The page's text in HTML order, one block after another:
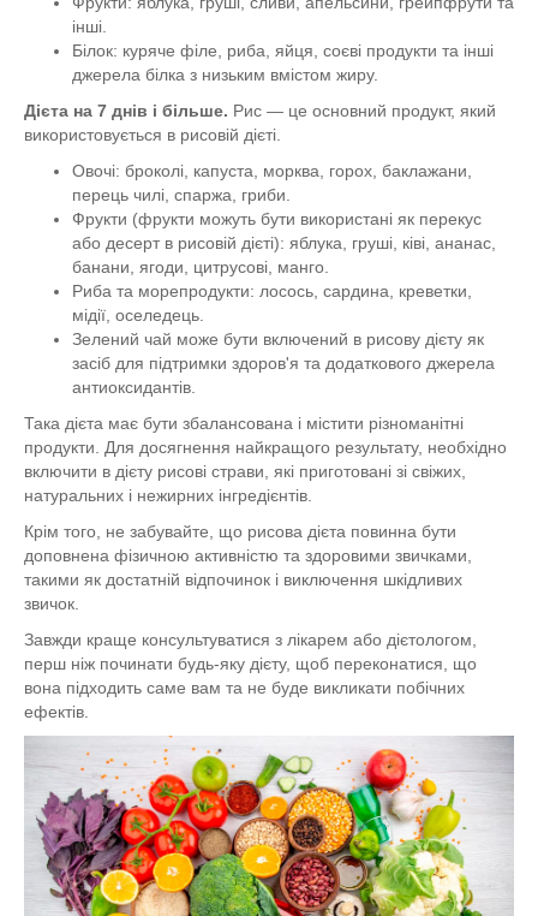
інші.
Білок: куряче філе, риба, яйця, соєві продукти та інші
джерела білка з низьким вмістом жиру.
Дієта на 7 днів і більше. Рис — це основний продукт, який
використовується в рисовій дієті.
Овочі: броколі, капуста, морква, горох, баклажани,
перець чилі, спаржа, гриби.
Фрукти (фрукти можуть бути використані як перекус
або десерт в рисовій дієті): яблука, груші, ківі, ананас,
банани, ягоди, цитрусові, манго.
Риба та морепродукти: лосось, сардина, креветки,
мідії, оселедець.
Зелений чай може бути включений в рисову дієту як
засіб для підтримки здоров'я та додаткового джерела
антиоксидантів.
Така дієта має бути збалансована і містити різноманітні
продукти. Для досягнення найкращого результату, необхідно
включити в дієту рисові страви, які приготовані зі свіжих,
натуральних і нежирних інгредієнтів.
Крім того, не забувайте, що рисова дієта повинна бути
доповнена фізичною активністю та здоровими звичками,
такими як достатній відпочинок і виключення шкідливих
звичок.
Завжди краще консультуватися з лікарем або дієтологом,
перш ніж починати будь-яку дієту, щоб переконатися, що
вона підходить саме вам та не буде викликати побічних
ефектів.